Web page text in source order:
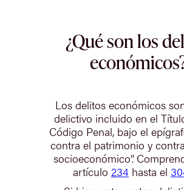
¿Qué son los
Los delitos económicos
delictivo incluido en el
Código Penal, bajo el
contra el patrimonio y
socioeconómico”.
artículo 234 hasta el